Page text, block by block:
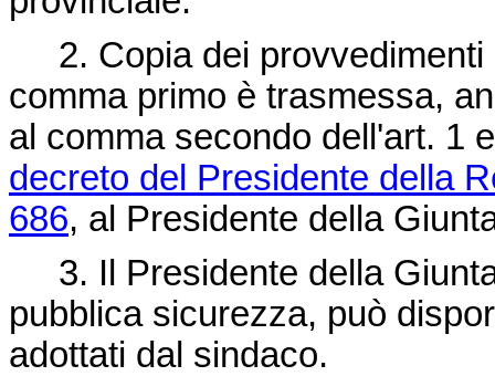
2. Copia dei provvedimenti
comma primo è trasmessa,
al comma secondo dell'art. 1
decreto del Presidente della
686, al Presidente della
3. Il Presidente della
pubblica sicurezza, può
adottati dal sindaco.